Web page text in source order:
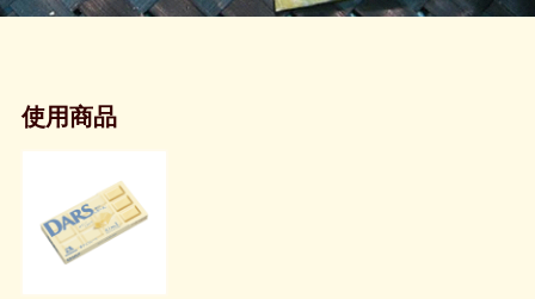
使用商品